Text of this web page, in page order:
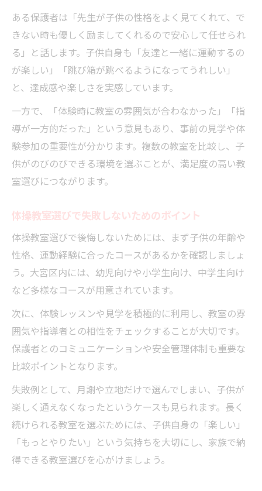
ある保護者は「先生が子供の性格をよく見てくれて、で
きない時も優しく励ましてくれるので安心して任せられ
る」と話します。子供自身も「友達と一緒に運動するの
が楽しい」「跳び箱が跳べるようになってうれしい」
と、達成感や楽しさを実感しています。
一方で、「体験時に教室の雰囲気が合わなかった」「指
導が一方的だった」という意見もあり、事前の見学や体
験参加の重要性が分かります。複数の教室を比較し、子
供がのびのびできる環境を選ぶことが、満足度の高い教
室選びにつながります。
体操教室選びで失敗しないためのポイント
体操教室選びで後悔しないためには、まず子供の年齢や
性格、運動経験に合ったコースがあるかを確認しましょ
う。大宮区内には、幼児向けや小学生向け、中学生向け
など多様なコースが用意されています。
次に、体験レッスンや見学を積極的に利用し、教室の雰
囲気や指導者との相性をチェックすることが大切です。
保護者とのコミュニケーションや安全管理体制も重要な
比較ポイントとなります。
失敗例として、月謝や立地だけで選んでしまい、子供が
楽しく通えなくなったというケースも見られます。長く
続けられる教室を選ぶためには、子供自身の「楽しい」
「もっとやりたい」という気持ちを大切にし、家族で納
得できる教室選びを心がけましょう。